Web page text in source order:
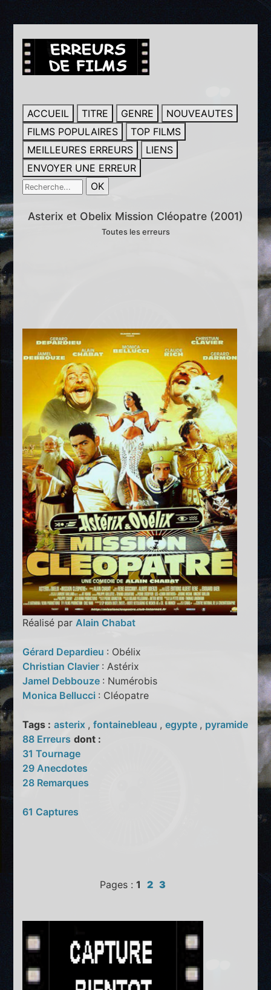
ACCUEIL TITRE GENRE
NOUVEAUTES
FILMS POPULAIRES
TOP FILMS
MEILLEURES ERREURS
LIENS
ENVOYER UNE ERREUR
Asterix et Obelix Mission Cléopatre (2001)
Toutes les erreurs
Réalisé par Alain Chabat
Gérard Depardieu : Obélix
Christian Clavier : Astérix
Jamel Debbouze : Numérobis
Monica Bellucci : Cléopatre
Tags : asterix ,fontainebleau ,egypte , pyramide
88 Erreurs dont :
31 Tournage
29 Anecdotes
28 Remarques
61 Captures
Pages : 1 2 3